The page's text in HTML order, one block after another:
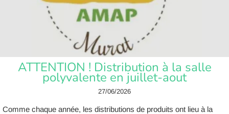
ATTENTION ! Distribution à la salle
polyvalente en juillet-aout
27/06/2026
Comme chaque année, les distributions de produits ont lieu à la